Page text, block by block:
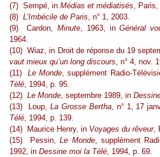
(7) Sempé, in Médias et médiatisés, Paris,
(8) L’Imbécile de Paris, n° 1, 2003.
(9) Cardon, Minute, 1963, inGénéral
1964.
(10) Wiaz, in Droit de réponse du 19
vaut mieux qu’un long discours, n° 4, nov.
(11)Le Monde, supplément Radio-
Télé, 1994, p. 95.
(12) Le Monde, septembre 1989, in
(13) Loup, La Grosse Bertha, n° 1, 17
Télé, 1994, p. 139.
(14) Maurice Henry, in Voyages du rêveur,
(15) Pessin,Le Monde, supplément
1992, in Dessine moi la Télé, 1994, p. 69.